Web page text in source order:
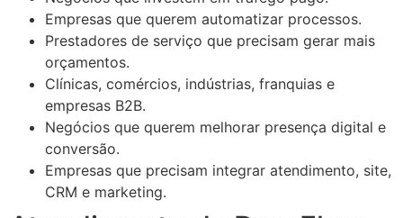
Empresas que querem automatizar processos.
Prestadores de serviço que precisam gerar mais
orçamentos.
Clínicas, comércios, indústrias, franquias e
empresas B2B.
Negócios que querem melhorar presença digital e
conversão.
Empresas que precisam integrar atendimento, site,
CRM e marketing.